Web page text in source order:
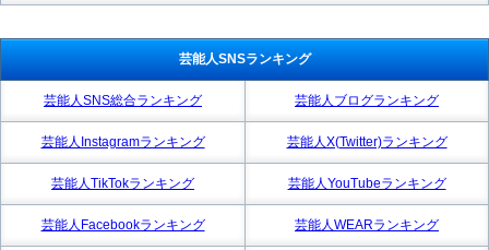
芸能人SNSランキング
芸能人SNS総合ランキング 芸能人ブログランキング
芸能人Instagramランキング 芸能人X(Twitter)ランキング
芸能人TikTokランキング 芸能人YouTubeランキング
芸能人Facebookランキング 芸能人WEARランキング